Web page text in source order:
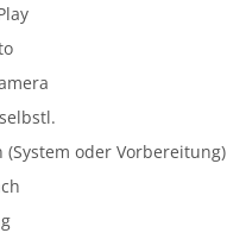
(System oder Vorbereitung)